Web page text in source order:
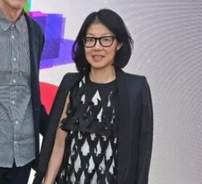
馆馆长安西娅·M·哈蒂格
）在展览中传播“激进的行动主
新的指示牌将告知参观者，博物
改造”，以符合政府近期发布的
故事：史密森尼学会美国国家历
识形态操控而抹杀我们的历史遗
牌还将“引导游客前往能够获取关
的地点和资源”。不过政府并未